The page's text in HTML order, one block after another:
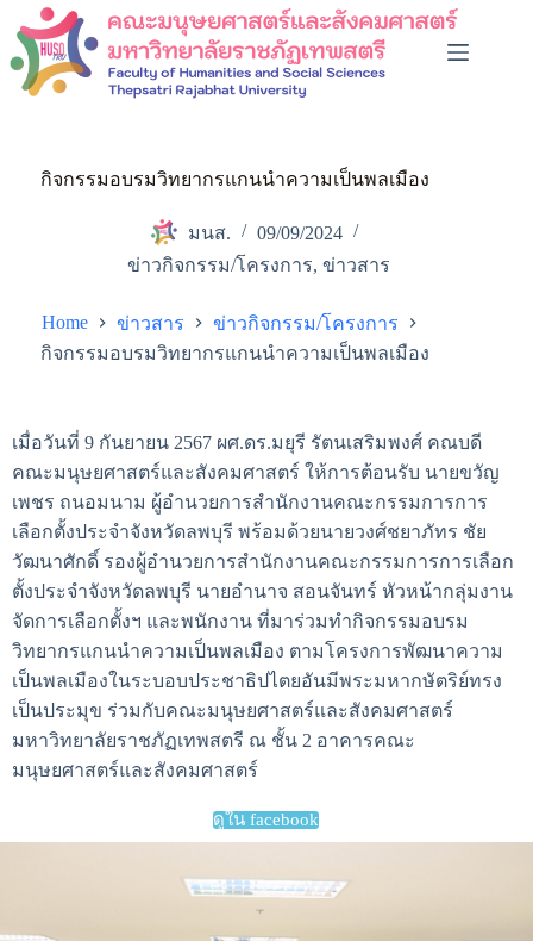
กิจกรรมอบรมวิทยากรแกนนำความเป็นพลเมือง
มนส.
09/09/2024
ข่าวกิจกรรม/โครงการ, ข่าวสาร
Home ข่าวสาร
ข่าวกิจกรรม/โครงการ
กิจกรรมอบรมวิทยากรแกนนำความเป็นพลเมือง
เมื่อวันที่ 9 กันยายน 2567 ผศ.ดร.มยุรี รัตนเสริมพงศ์ คณบดี
คณะมนุษยศาสตร์และสังคมศาสตร์ ให้การต้อนรับ นายขวัญ
เพชร ถนอมนาม ผู้อำนวยการสำนักงานคณะกรรมการการ
เลือกตั้งประจำจังหวัดลพบุรี พร้อมด้วยนายวงศ์ชยาภัทร ชัย
วัฒนาศักดิ์ รองผู้อำนวยการสำนักงานคณะกรรมการการเลือก
ตั้งประจำจังหวัดลพบุรี นายอำนาจ สอนจันทร์ หัวหน้ากลุ่มงาน
จัดการเลือกตั้งฯ และพนักงาน ที่มาร่วมทำกิจกรรมอบรม
วิทยากรแกนนำความเป็นพลเมือง ตามโครงการพัฒนาความ
เป็นพลเมืองในระบอบประชาธิปไตยอันมีพระมหากษัตริย์ทรง
เป็นประมุข ร่วมกับคณะมนุษยศาสตร์และสังคมศาสตร์
มหาวิทยาลัยราชภัฏเทพสตรี ณ ชั้น 2 อาคารคณะ
มนุษยศาสตร์และสังคมศาสตร์
ดูใน facebook